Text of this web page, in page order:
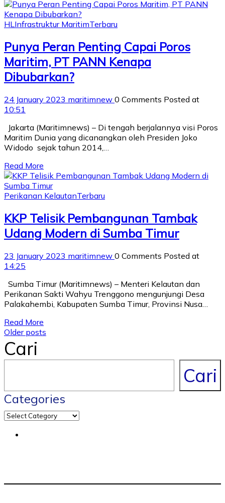
HLInfrastruktur MaritimTerbaru
Punya Peran Penting Capai Poros
Maritim, PT PANN Kenapa
Dibubarkan?
24 January 2023 maritimnew 0 Comments Posted at
10:51
Jakarta (Maritimnews) – Di tengah berjalannya visi Poros
Maritim Dunia yang dicanangkan oleh Presiden Joko
Widodo sejak tahun 2014,…
Read More
Perikanan KelautanTerbaru
KKP Telisik Pembangunan Tambak
Udang Modern di Sumba Timur
23 January 2023 maritimnew 0 Comments Posted at
14:25
Sumba Timur (Maritimnews) – Menteri Kelautan dan
Perikanan Sakti Wahyu Trenggono mengunjungi Desa
Palakahembi, Kabupaten Sumba Timur, Provinsi Nusa…
Read More
Posts
navigation
Older posts
Cari
Cari
Categories